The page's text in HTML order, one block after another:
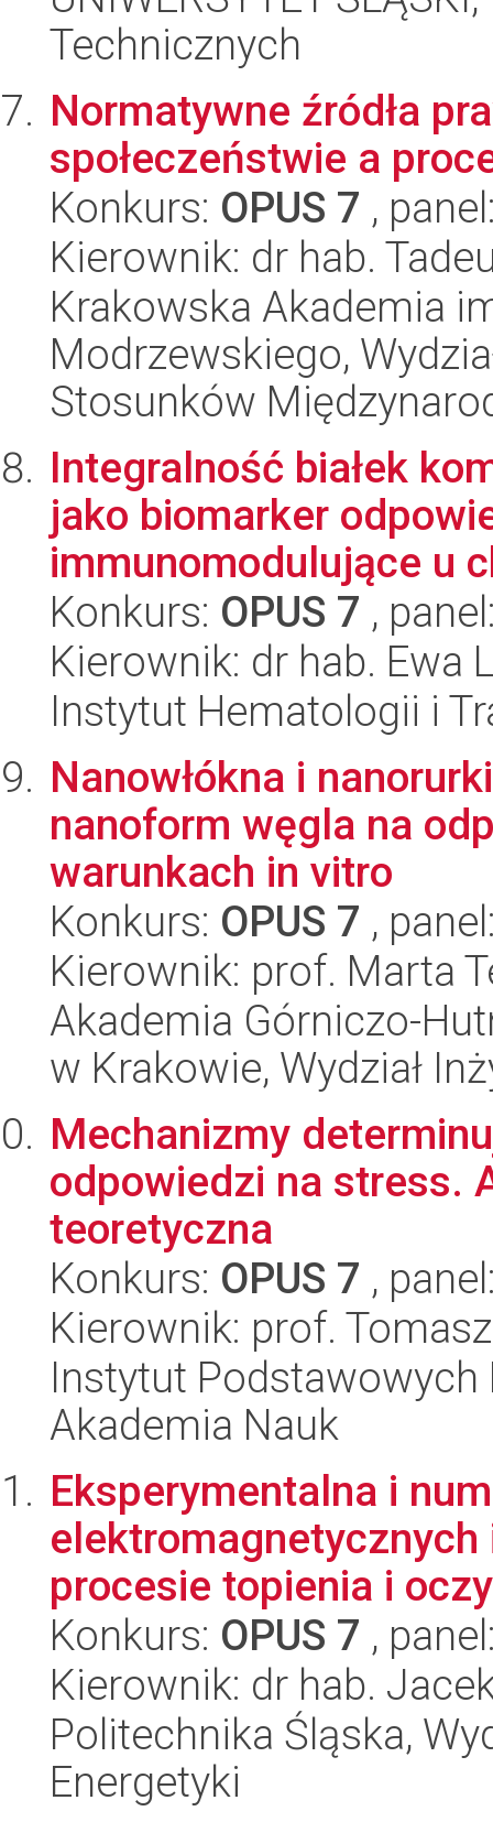
Technicznych
Normatywne źródła
społeczeństwie a
Konkurs: OPUS 7 ,
Kierownik: dr hab.
Krakowska Akademia
Modrzewskiego,
Stosunków
Integralność białek
jako biomarker
immunomodulujące u
Konkurs: OPUS 7 ,
Kierownik: dr hab. Ewa
Instytut Hematologii i
Nanowłókna i
nanoform węgla na
warunkach in vitro
Konkurs: OPUS 7 ,
Kierownik: prof. Marta
Akademia Górniczo-
w Krakowie, Wydział
Mechanizmy
odpowiedzi na stress.
teoretyczna
Konkurs: OPUS 7 ,
Kierownik: prof.
Instytut
Akademia Nauk
Eksperymentalna i
elektromagnetycznych
procesie topienia i
Konkurs: OPUS 7 ,
Kierownik: dr hab.
Politechnika Śląska,
Energetyki